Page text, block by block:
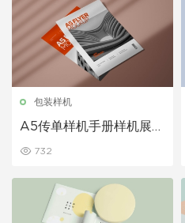
包装样机
A5传单样机手册样机展示
732